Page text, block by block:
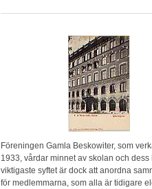
Föreningen Gamla Beskowiter, som
1933, vårdar minnet av skolan och dess
viktigaste syftet är dock att anordna
för medlemmarna, som alla är tidigare